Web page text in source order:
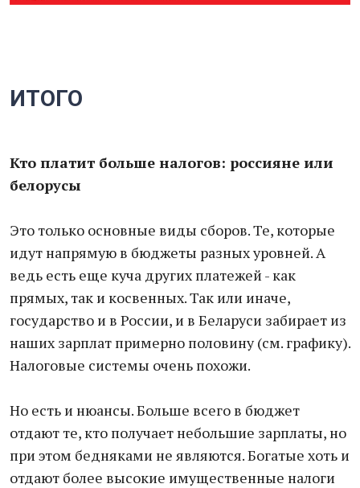
ИТОГО
Кто платит больше налогов: россияне или
белорусы
Это только основные виды сборов. Те, которые
идут напрямую в бюджеты разных уровней. А
ведь есть еще куча других платежей - как
прямых, так и косвенных. Так или иначе,
государство и в России, и в Беларуси забирает из
наших зарплат примерно половину (см. графику).
Налоговые системы очень похожи.
Но есть и нюансы. Больше всего в бюджет
отдают те, кто получает небольшие зарплаты, но
при этом бедняками не являются. Богатые хоть и
отдают более высокие имущественные налоги